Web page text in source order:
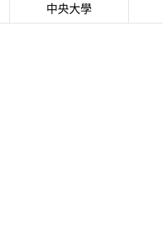
中央大學